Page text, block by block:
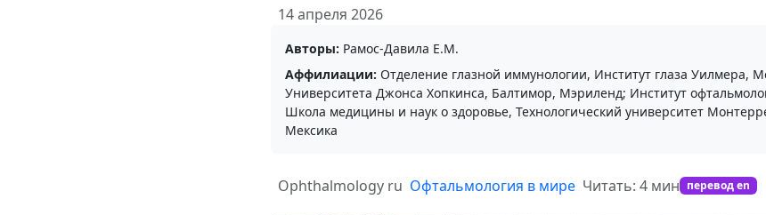
14 апреля 2026
Авторы: Рамоc-Давила Е.М.
Аффилиации: Отделение глазной иммунологии, Институт глаза Уилмера,
Университета Джонса Хопкинса, Балтимор, Мэриленд; Институт
Школа медицины и наук о здоровье, Технологический университет
Мексика
Ophthalmology ru Офтальмология в мире Читать: 4 мин перевод en